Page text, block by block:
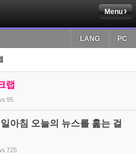
Menu
PC
LANG
랩
95
아침 오늘의 뉴스를 훑는 걸
725
치북5
치북5